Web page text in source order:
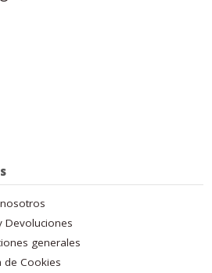
Devoluciones
generales
de Cookies